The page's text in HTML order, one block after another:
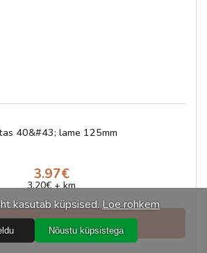
40&#43; lame 125mm
3.97€
3.20€ + km
Vaata ja telli
kasutab küpsised.Loe rohkem
Nõustu küpsistega